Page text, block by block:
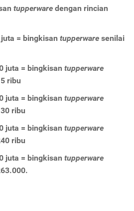
tupperware dengan rincian
= bingkisan tupperware senilai
juta = bingkisan tupperware
ribu
juta = bingkisan tupperware
ribu
juta = bingkisan tupperware
ribu
juta = bingkisan tupperware